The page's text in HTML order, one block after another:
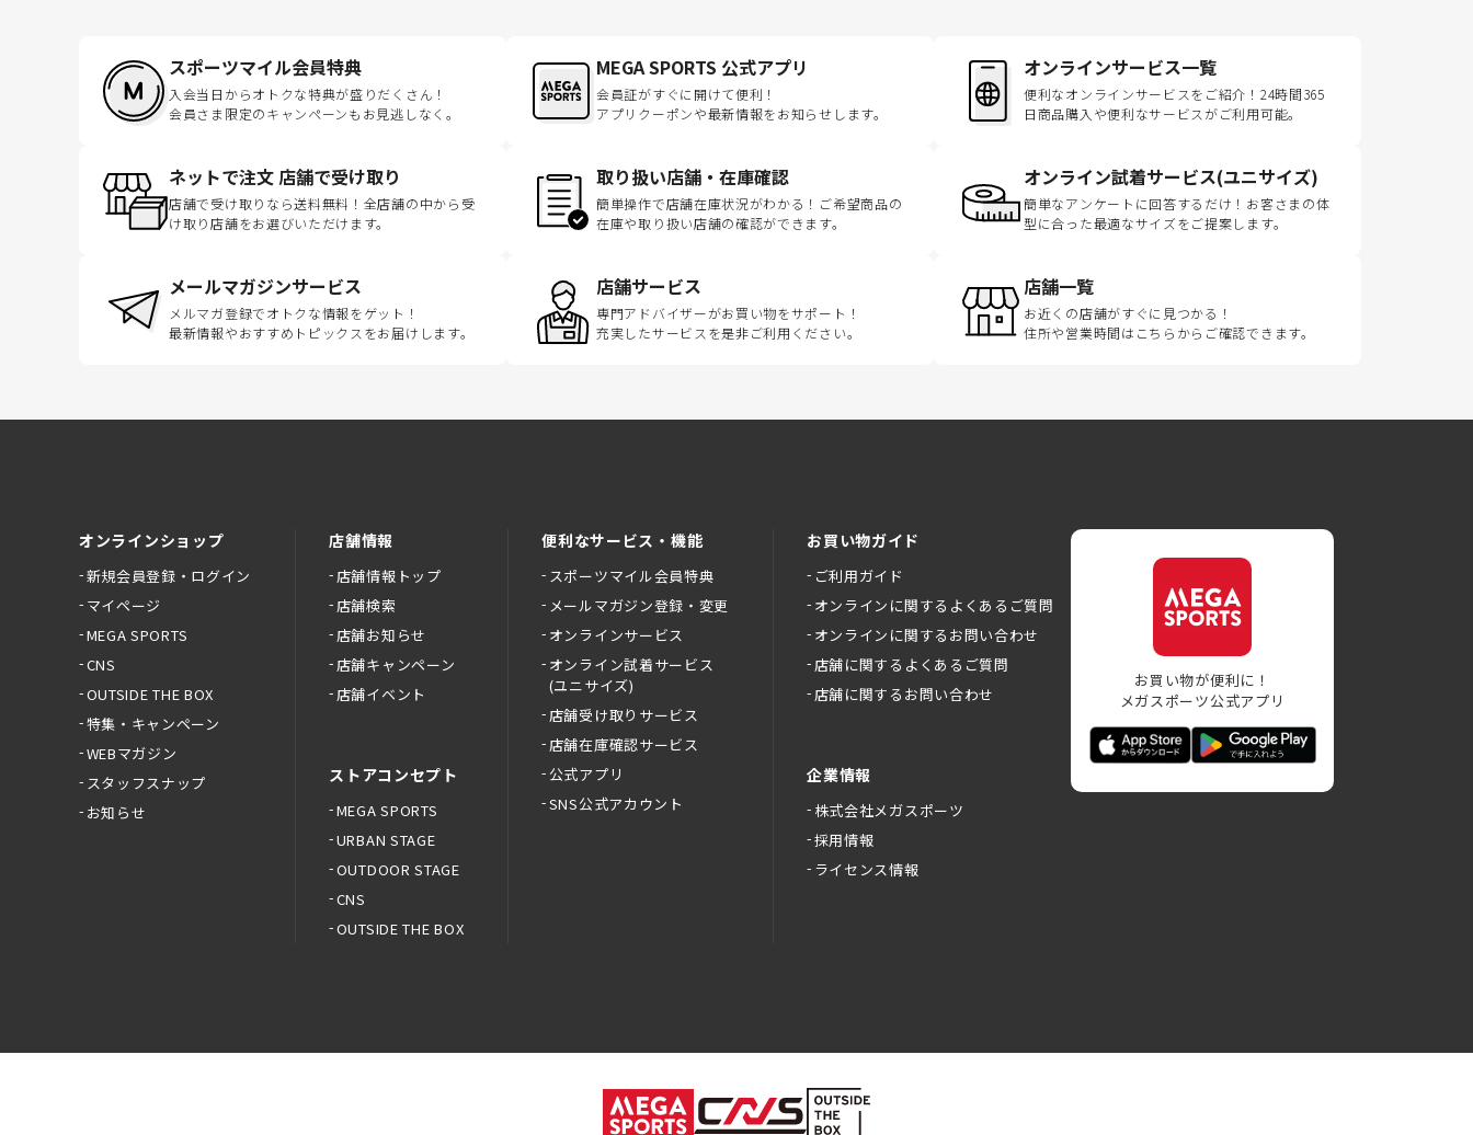
スポーツマイル会員特典
入会当日からオトクな特典が盛りだくさん！
会員さま限定のキャンペーンもお見逃しなく。
MEGA SPORTS 公式アプリ
会員証がすぐに開けて便利！
アプリクーポンや最新情報をお知らせします。
オンラインサービス一覧
便利なオンラインサービスをご紹介！24時間365
日商品購入や便利なサービスがご利用可能。
ネットで注文 店舗で受け取り
店舗で受け取りなら送料無料！全店舗の中から受
け取り店舗をお選びいただけます。
取り扱い店舗・在庫確認
簡単操作で店舗在庫状況がわかる！ご希望商品の
在庫や取り扱い店舗の確認ができます。
オンライン試着サービス(ユニサイズ)
簡単なアンケートに回答するだけ！お客さまの体
型に合った最適なサイズをご提案します。
メールマガジンサービス
メルマガ登録でオトクな情報をゲット！
最新情報やおすすめトピックスをお届けします。
店舗サービス
専門アドバイザーがお買い物をサポート！
充実したサービスを是非ご利用ください。
店舗一覧
お近くの店舗がすぐに見つかる！
住所や営業時間はこちらからご確認できます。
オンラインショップ
新規会員登録・ログイン
マイページ
MEGA SPORTS
CNS
OUTSIDE THE BOX
特集・キャンペーン
WEBマガジン
スタッフスナップ
お知らせ
店舗情報
店舗情報トップ
店舗検索
店舗お知らせ
店舗キャンペーン
店舗イベント
ストアコンセプト
MEGA SPORTS
URBAN STAGE
OUTDOOR STAGE
CNS
OUTSIDE THE BOX
便利なサービス・機能
スポーツマイル会員特典
メールマガジン登録・変更
オンラインサービス
オンライン試着サービス
(ユニサイズ)
店舗受け取りサービス
店舗在庫確認サービス
公式アプリ
SNS公式アカウント
お買い物ガイド
ご利用ガイド
オンラインに関するよくあるご質問
オンラインに関するお問い合わせ
店舗に関するよくあるご質問
店舗に関するお問い合わせ
企業情報
株式会社メガスポーツ
採用情報
ライセンス情報
お買い物が便利に！
メガスポーツ公式アプリ